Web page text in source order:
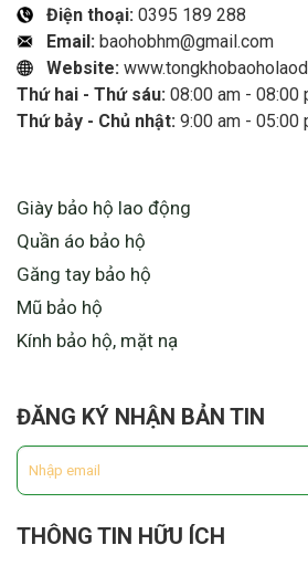
Điện thoại: 0395 189 288
Email: baohobhm@gmail.com
Website:
Thứ hai - Thứ sáu: 08:00 am - 08:00
Thứ bảy - Chủ nhật: 9:00 am - 05:00
Giày bảo hộ lao động
Quần áo bảo hộ
Găng tay bảo hộ
Mũ bảo hộ
Kính bảo hộ, mặt nạ
ĐĂNG KÝ NHẬN BẢN TIN
THÔNG TIN HỮU ÍCH